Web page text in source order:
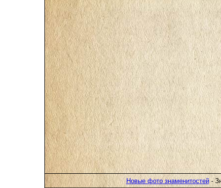
Новые фото знаменитостей-